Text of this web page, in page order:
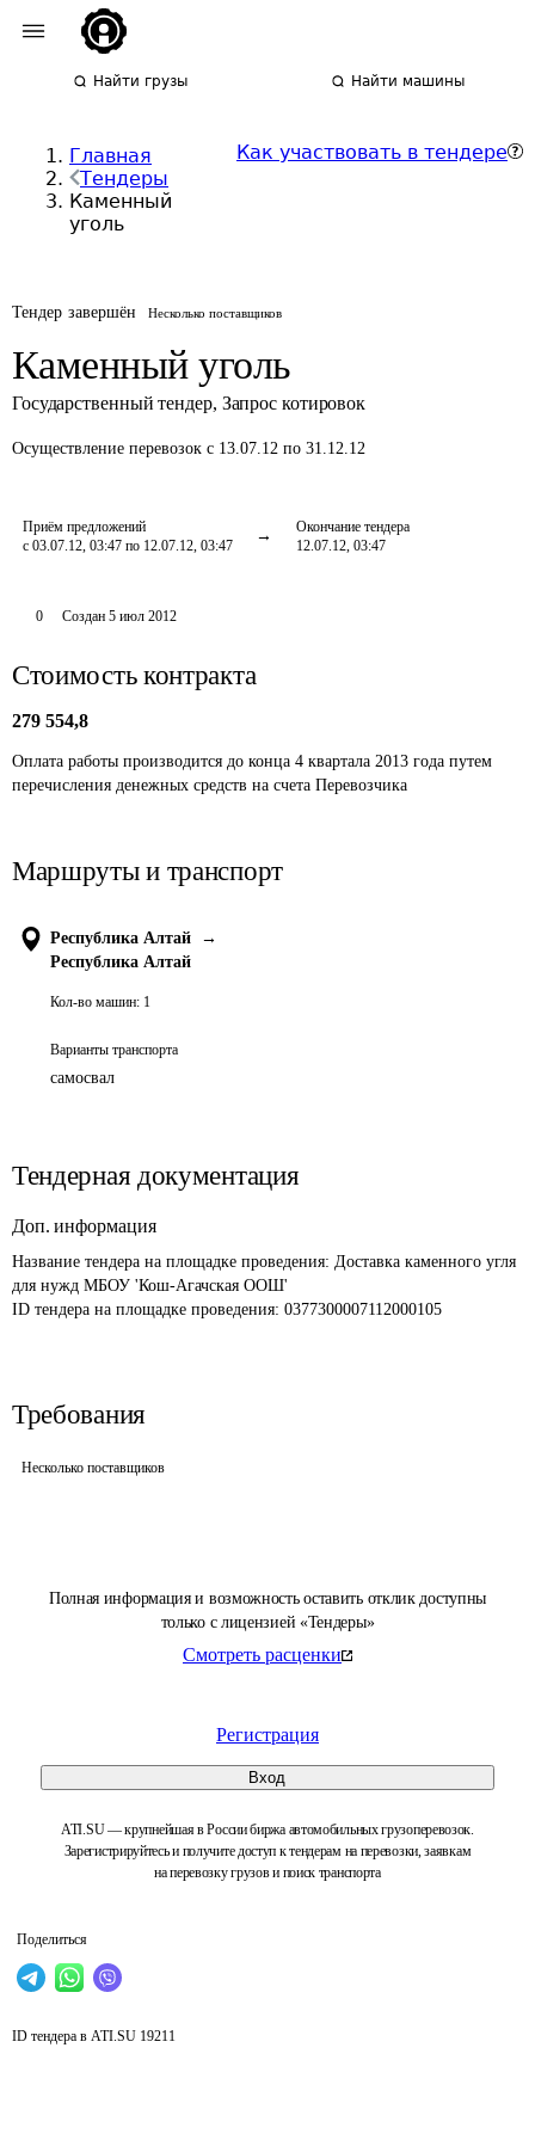
Найти грузы Найти машины
Главная
Тендеры
Каменный
уголь
Как участвовать в тендере
Тендер завершён Несколько поставщиков
Каменный уголь
Государственный тендер, Запрос котировок
Осуществление перевозок с 13.07.12 по 31.12.12
Приём предложений
с 03.07.12, 03:47 по 12.07.12, 03:47
Окончание тендера
12.07.12, 03:47
Полная информация и возможность оставить отклик доступны
только с лицензией «Тендеры»
Смотреть расценки
Регистрация
Вход
ATI.SU — крупнейшая в России биржа автомобильных грузоперевозок.
Зарегистрируйтесь и получите доступ к тендерам на перевозки, заявкам
на перевозку грузов и поиск транспорта
Поделиться
0 Создан 5 июл 2012
Стоимость контракта
279 554,8
Оплата работы производится до конца 4 квартала 2013 года путем
перечисления денежных средств на счета Перевозчика
Маршруты и транспорт
Республика Алтай
→
Республика Алтай
Кол-во машин: 1
Варианты транспорта
самосвал
Тендерная документация
Доп. информация
Название тендера на площадке проведения: Доставка каменного угля
для нужд МБОУ 'Кош-Агачская ООШ'
ID тендера на площадке проведения: 0377300007112000105
Требования
Несколько поставщиков
ID тендера в ATI.SU 19211